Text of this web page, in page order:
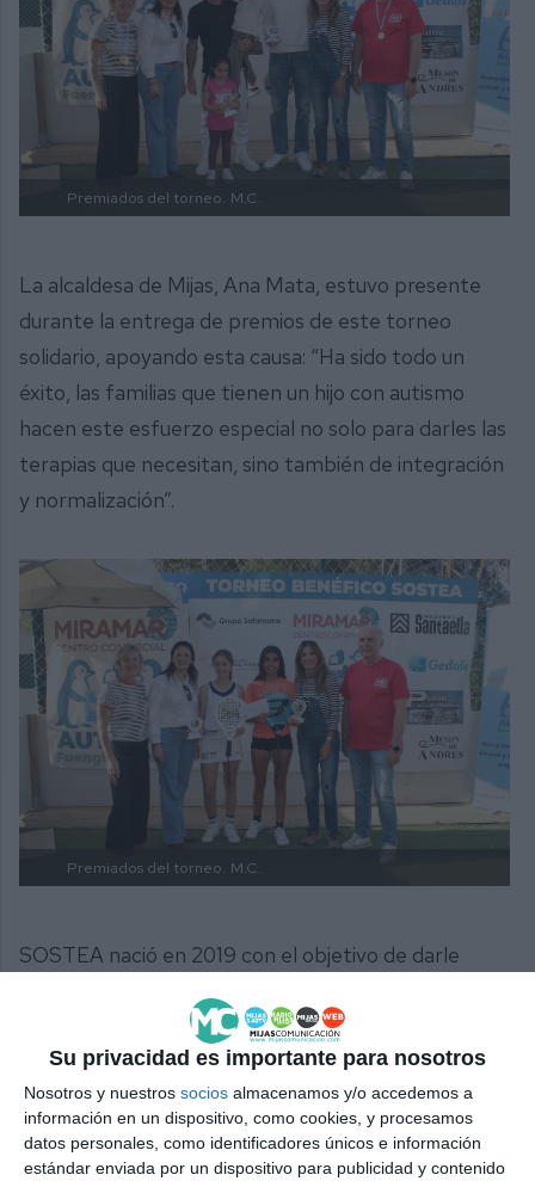
Su privacidad es importante para nosotros
Nosotros y nuestros socios almacenamos y/o accedemos a
información en un dispositivo, como cookies, y procesamos
datos personales, como identificadores únicos e información
estándar enviada por un dispositivo para publicidad y contenido
Premiados del torneo. M.C.
La alcaldesa de Mijas, Ana Mata, estuvo presente
durante la entrega de premios de este torneo
solidario, apoyando esta causa: “Ha sido todo un
éxito, las familias que tienen un hijo con autismo
hacen este esfuerzo especial no solo para darles las
terapias que necesitan, sino también de integración
y normalización”.
Premiados del torneo. M.C.
SOSTEA nació en 2019 con el objetivo de darle
que informó de que los fondos recaudados servirán
para llevar a cabo una actividad con los niños de la
asociación, posiblemente, una excursión a Fuente de
Piedra.